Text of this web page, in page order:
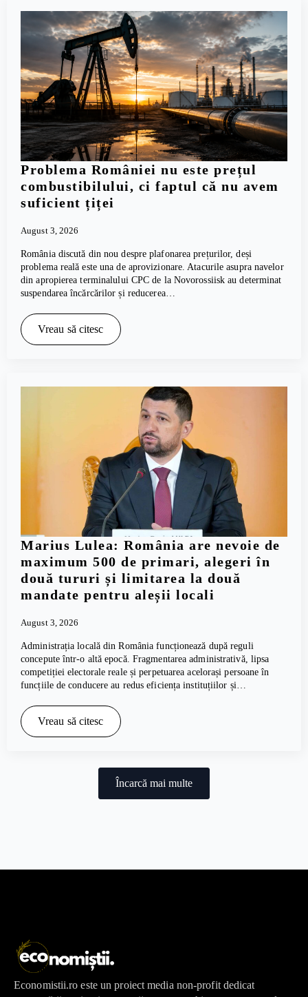
Problema României nu este prețul
combustibilului, ci faptul că nu avem
suficient țiței
August 3, 2026
România discută din nou despre plafonarea prețurilor, deși
problema reală este una de aprovizionare. Atacurile asupra navelor
din apropierea terminalului CPC de la Novorossiisk au determinat
suspendarea încărcărilor și reducerea…
Vreau să citesc
Marius Lulea: România are nevoie de
maximum 500 de primari, alegeri în
două tururi și limitarea la două
mandate pentru aleșii locali
August 3, 2026
Administrația locală din România funcționează după reguli
concepute într-o altă epocă. Fragmentarea administrativă, lipsa
competiției electorale reale și perpetuarea acelorași persoane în
funcțiile de conducere au redus eficiența instituțiilor și…
Vreau să citesc
Încarcă mai multe
Economistii.ro este un proiect media non-profit dedicat